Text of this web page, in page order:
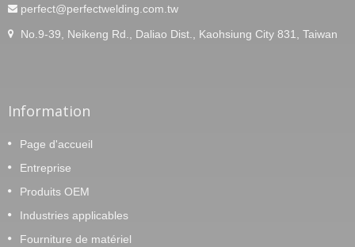
perfect@perfectwelding.com.tw
No.9-39, Neikeng Rd., Daliao Dist., Kaohsiung City 831, Taiwan
Information
Page d'accueil
Entreprise
Produits OEM
Industries applicables
Fourniture de matériel